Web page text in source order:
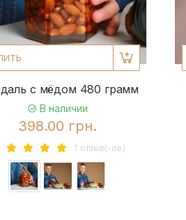
с мёдом 480 грамм
В наличии
398.00 грн.
1 отзыв(-ов)